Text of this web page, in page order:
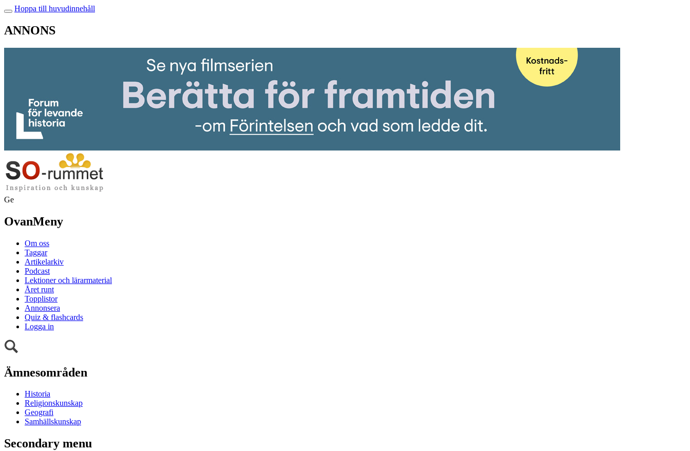
Hoppa till huvudinnehåll
ANNONS
Ge
OvanMeny
Om oss
Taggar
Artikelarkiv
Podcast
Lektioner och lärarmaterial
Året runt
Topplistor
Annonsera
Quiz & flashcards
Logga in
Ämnesområden
Historia
Religionskunskap
Geografi
Samhällskunskap
Secondary menu